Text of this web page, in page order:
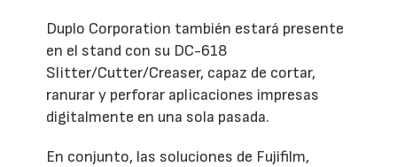
Duplo Corporation también estará presente
en el stand con su DC-618
Slitter/Cutter/Creaser, capaz de cortar,
ranurar y perforar aplicaciones impresas
digitalmente en una sola pasada.
En conjunto, las soluciones de Fujifilm,